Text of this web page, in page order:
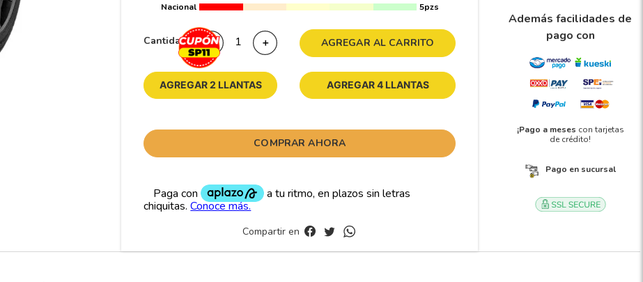
Nacional
5pzs
Cantidad ＋
－ AGREGAR AL CARRITO
AGREGAR 2 LLANTAS AGREGAR 4 LLANTAS
COMPRAR AHORA
Compartir en
Además facilidades de
pago con
¡Pago a meses con tarjetas
de crédito!
Pago en sucursal